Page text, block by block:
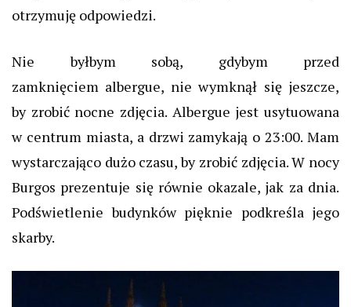
otrzymuję odpowiedzi.
Nie byłbym sobą, gdybym przed
zamknięciem albergue, nie wymknął się jeszcze,
byzrobić nocne zdjęcia. Albergue jest usytuowana
w centrum miasta, a drzwi zamykają o 23:00. Mam
wystarczająco dużo czasu, byzrobić zdjęcia. W nocy
Burgos prezentuje się równie okazale, jak za dnia.
Podświetlenie budynków pięknie podkreśla jego
skarby.